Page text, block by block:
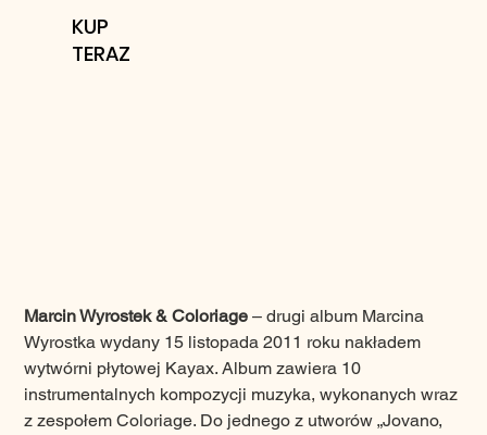
KUP
TERAZ
Marcin Wyrostek & Coloriage – drugi album Marcina
Wyrostka wydany 15 listopada 2011 roku nakładem
wytwórni płytowej Kayax. Album zawiera 10
instrumentalnych kompozycji muzyka, wykonanych wraz
z zespołem Coloriage. Do jednego z utworów „Jovano,